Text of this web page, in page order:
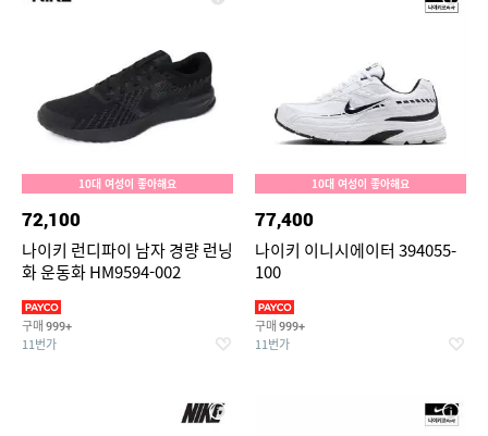
10대 여성이 좋아해요
72,100
나이키 런디파이 남자 경량 런닝
화 운동화 HM9594-002
구매 999+
11번가
10대 여성이 좋아해요
77,400
나이키 이니시에이터 394055-
100
구매 999+
11번가